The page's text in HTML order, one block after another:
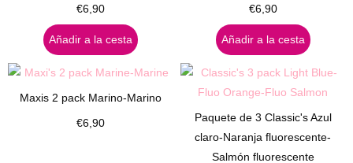
€6,90
Añadir a la cesta
€6,90
Añadir a la cesta
Maxis 2 pack Marino-Marino
€6,90
Paquete de 3 Classic's Azul
claro-Naranja fluorescente-
Salmón fluorescente